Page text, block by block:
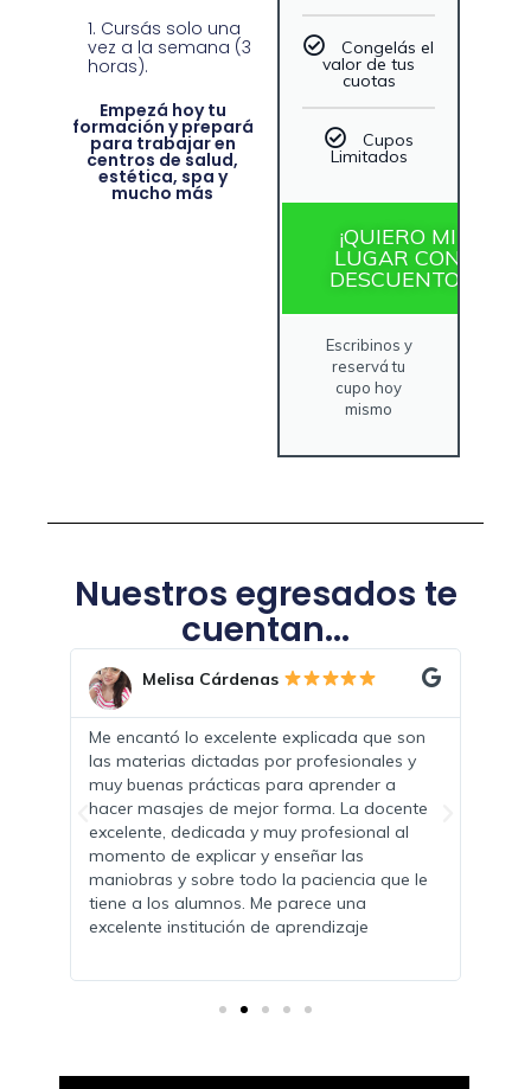
Cursás solo una
vez a la semana (3
horas).
Empezá hoy tu
formación y prepará
para trabajar en
centros de salud,
estética, spa y
mucho más
Congelás el
valor de tus
cuotas
Cupos
Limitados
¡QUIERO MI
LUGAR CON
DESCUENTO!
Escribinos y
reservá tu
cupo hoy
mismo
Nuestros egresados te
cuentan...
Melisa Cárdenas
Me encantó lo excelente explicada que son
las materias dictadas por profesionales y
muy buenas prácticas para aprender a
hacer masajes de mejor forma. La docente
excelente, dedicada y muy profesional al
momento de explicar y enseñar las
maniobras y sobre todo la paciencia que le
tiene a los alumnos. Me parece una
excelente institución de aprendizaje